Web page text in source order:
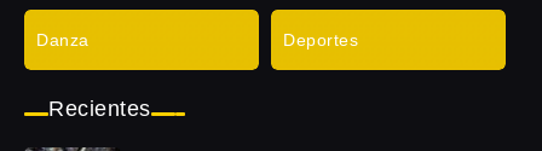
Danza Deportes
Recientes